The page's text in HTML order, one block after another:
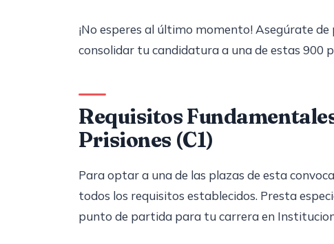
¡No esperes al último momento! Asegúrate
consolidar tu candidatura a una de estas 900
Requisitos
Prisiones (C1)
Para optar a una de las plazas de esta
todos los requisitos establecidos. Presta
punto de partida para tu carrera en